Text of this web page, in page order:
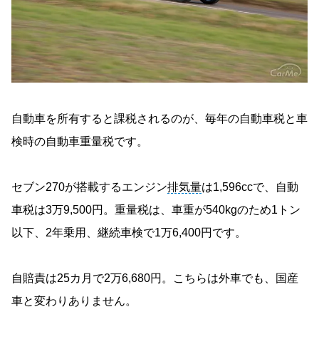
自動車を所有すると課税されるのが、毎年の自動車税と車
検時の自動車重量税です。
セブン270が搭載するエンジン排気量は1,596ccで、自動
車税は3万9,500円。重量税は、車重が540kgのため1トン
以下、2年乗用、継続車検で1万6,400円です。
自賠責は25カ月で2万6,680円。こちらは外車でも、国産
車と変わりありません。